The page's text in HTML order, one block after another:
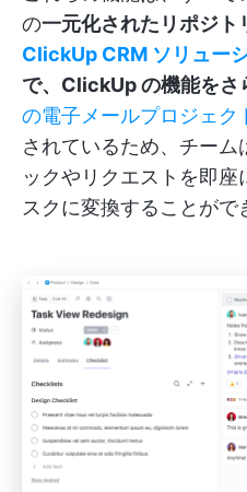
の一元化されたリポジト
ClickUp CRM ソリュー
で、ClickUp の機能をさ
の電子メールプロジェク
されているため、チー
ックやリクエストを即
スクに変換することがで